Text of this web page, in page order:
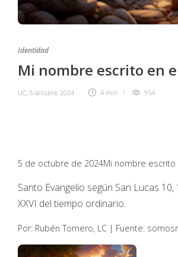
Identidad
Mi nombre escrito en
UC, 5 octubre, 2024 4 min 954
5 de octubre de 2024Mi nombre escrito
Santo Evangelio según San Lucas 10,
XXVI del tiempo ordinario.
Por: Rubén Tornero, LC | Fuente: